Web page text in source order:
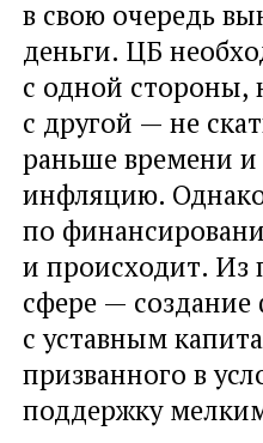
в свою очередь
деньги. ЦБ
с одной стороны,
с другой — не
раньше времени и
инфляцию.
по
и происходит. Из
сфере — создание
с уставным
призванного в
поддержку